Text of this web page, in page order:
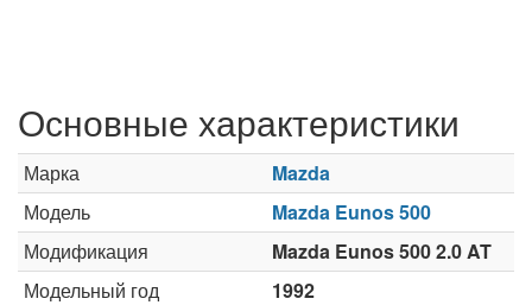
Основные характеристики
Марка
Mazda
Модель
Mazda Eunos 500
Модификация
Mazda Eunos 500 2.0 AT
Модельный год
1992